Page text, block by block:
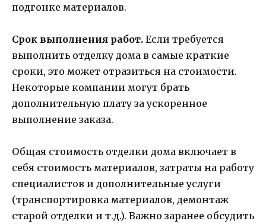
подгонке материалов.
Срок выполнения работ. Если требуется
выполнить отделку дома в самые краткие
сроки, это может отразиться на стоимости.
Некоторые компании могут брать
дополнительную плату за ускоренное
выполнение заказа.
Общая стоимость отделки дома включает в
себя стоимость материалов, затраты на работу
специалистов и дополнительные услуги
(транспортировка материалов, демонтаж
старой отделки и т.д.). Важно заранее обсудить